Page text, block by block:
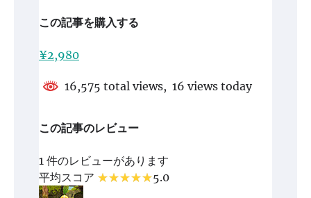
この記事を購入する
¥2,980
16,575 total views, 16 views today
この記事のレビュー
1 件のレビューがあります
平均スコア
5.0